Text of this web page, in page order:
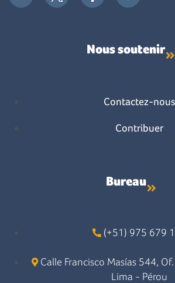
Nous soutenir
Contactez-nous
Contribuer
Bureau
(+51) 975 679
Calle Francisco Masías 544,
Lima - Pérou